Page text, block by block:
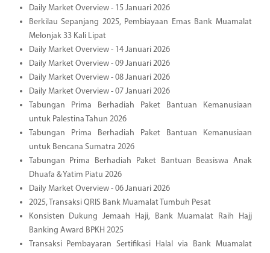
Daily Market Overview - 15 Januari 2026
Berkilau Sepanjang 2025, Pembiayaan Emas Bank Muamalat
Melonjak 33 Kali Lipat
Daily Market Overview - 14 Januari 2026
Daily Market Overview - 09 Januari 2026
Daily Market Overview - 08 Januari 2026
Daily Market Overview - 07 Januari 2026
Tabungan Prima Berhadiah Paket Bantuan Kemanusiaan
untuk Palestina Tahun 2026
Tabungan Prima Berhadiah Paket Bantuan Kemanusiaan
untuk Bencana Sumatra 2026
Tabungan Prima Berhadiah Paket Bantuan Beasiswa Anak
Dhuafa & Yatim Piatu 2026
Daily Market Overview - 06 Januari 2026
2025, Transaksi QRIS Bank Muamalat Tumbuh Pesat
Konsisten Dukung Jemaah Haji, Bank Muamalat Raih Hajj
Banking Award BPKH 2025
Transaksi Pembayaran Sertifikasi Halal via Bank Muamalat